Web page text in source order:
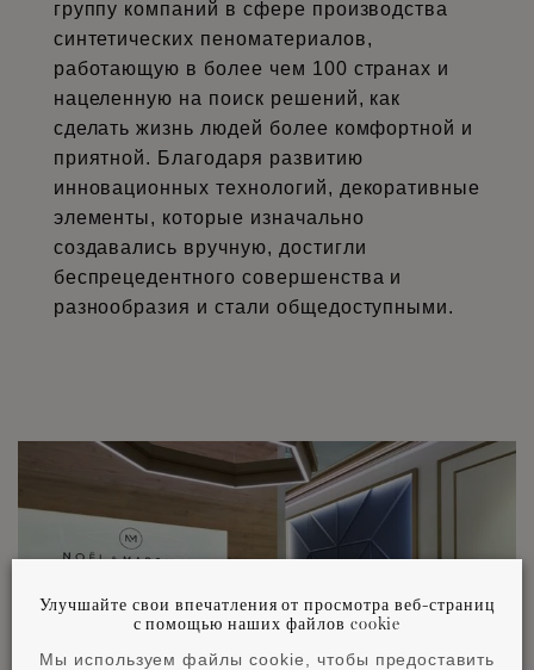
группу компаний в сфере производства
синтетических пеноматериалов,
работающую в более чем 100 странах и
нацеленную на поиск решений, как
сделать жизнь людей более комфортной и
приятной. Благодаря развитию
инновационных технологий, декоративные
элементы, которые изначально
создавались вручную, достигли
беспрецедентного совершенства и
разнообразия и стали общедоступными.
Улучшайте свои впечатления от просмотра веб-страниц
с помощью наших файлов cookie
Мы используем файлы cookie, чтобы предоставить